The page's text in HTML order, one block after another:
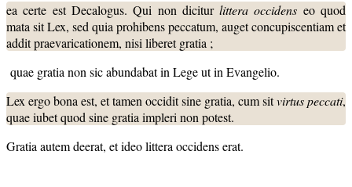
ea certe est Decalogus. Qui non diciturlittera occidens eo quod
mata sit Lex, sed quia prohibens peccatum, auget concupiscentiam et
addit praevaricationem, nisi liberet gratia ;
quae gratia non sic abundabat in Lege ut in Evangelio.
Lex ergo bona est, et tamen occidit sine gratia, cum sitvirtus peccati,
quae iubet quod sine gratia impleri non potest.
Gratia autem deerat, et ideo littera occidens erat.